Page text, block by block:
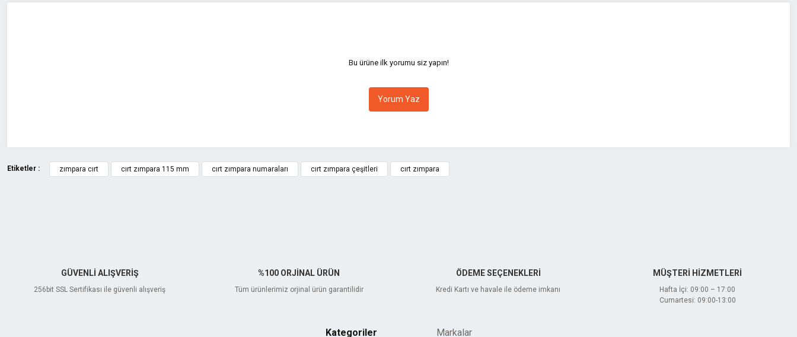
Görüş ve önerileriniz için teşekkür ederiz.
Bu ürüne ilk yorumu siz yapın!
Yorum Yaz
Etiketler : zımpara cırt cırt zımpara 115 mm cırt zımpara numaraları cırt zımpara çeşitleri cırt zımpara
GÜVENLİ ALIŞVERİŞ
256bit SSL Sertifikası ile güvenli alışveriş
%100 ORJİNAL ÜRÜN
Tüm ürünlerimiz orjinal ürün garantilidir
ÖDEME SEÇENEKLERİ
Kredi Kartı ve havale ile ödeme imkanı
MÜŞTERİ HİZMETLERİ
Hafta İçi: 09:00 – 17:00
Cumartesi: 09:00-13:00
Kategoriler Markalar